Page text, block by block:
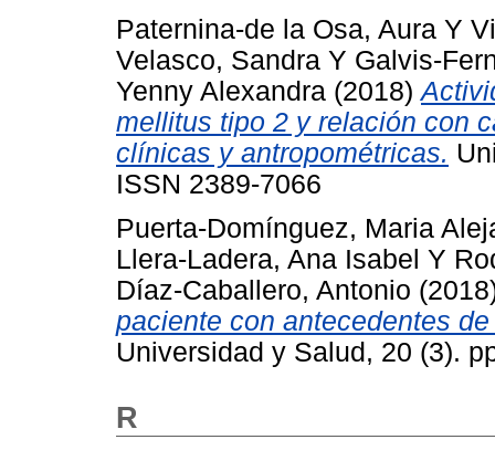
Paternina-de la Osa, Aura Y
Velasco, Sandra Y Galvis-
Yenny Alexandra (2018)
mellitus tipo 2 y relación con
clínicas y antropométricas.
ISSN 2389-7066
Puerta-Domínguez, Maria
Llera-Ladera, Ana Isabel Y
Díaz-Caballero, Antonio
paciente con antecedentes
Universidad y Salud, 20 (3).
R